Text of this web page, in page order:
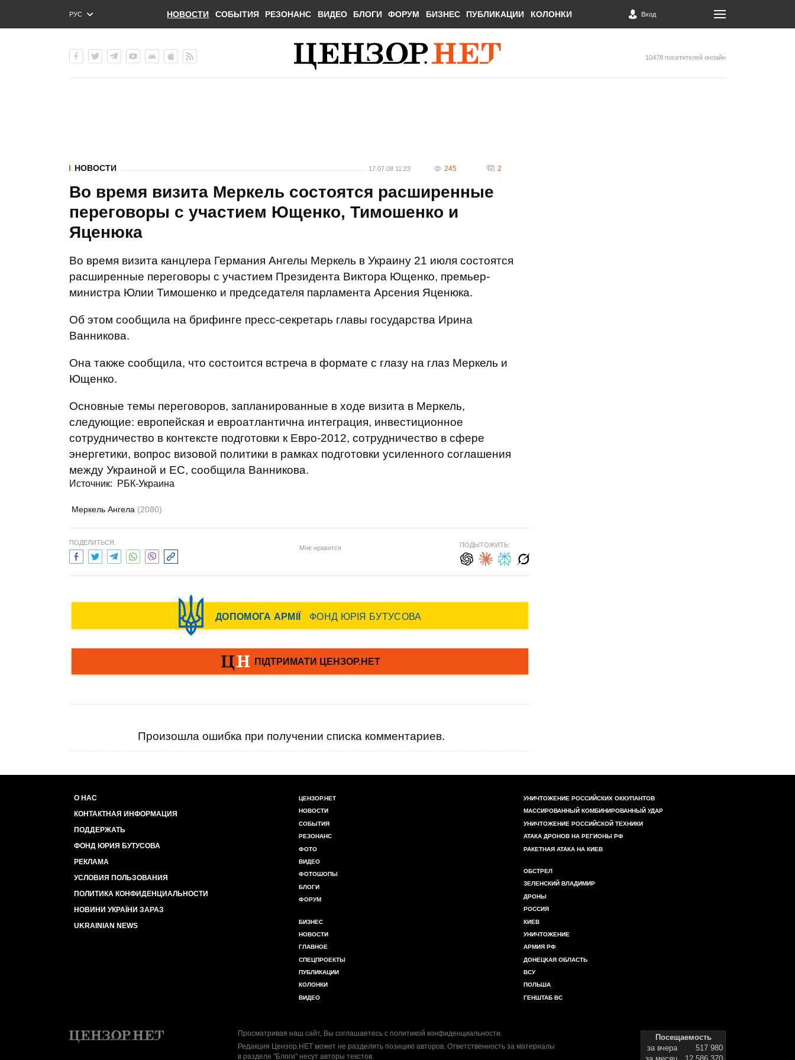
РУС
ENG
НОВОСТИ СОБЫТИЯ РЕЗОНАНС ВИДЕО БЛОГИ ФОРУМ БИЗНЕС ПУБЛИКАЦИИ КОЛОНКИ Вход
10478 посетителей онлайн
НОВОСТИ 17.07.08 11:23 245 2
Во время визита Меркель состоятся расширенные
переговоры с участием Ющенко, Тимошенко и
Яценюка
Во время визита канцлера Германия Ангелы Меркель в Украину 21 июля состоятся
расширенные переговоры с участием Президента Виктора Ющенко, премьер-
министра Юлии Тимошенко и председателя парламента Арсения Яценюка.
Об этом сообщила на брифинге пресс-секретарь главы государства Ирина
Ванникова.
Она также сообщила, что состоится встреча в формате с глазу на глаз Меркель и
Ющенко.
Основные темы переговоров, запланированные в ходе визита в Меркель,
следующие: европейская и евроатлантична интеграция, инвестиционное
сотрудничество в контексте подготовки к Евро-2012, сотрудничество в сфере
энергетики, вопрос визовой политики в рамках подготовки усиленного соглашения
между Украиной и ЕС, сообщила Ванникова.
Источник: РБК-Украина
Меркель Ангела (2080)
ПОДЕЛИТЬСЯ:
Мне нравится ПОДЫТОЖИТЬ:
Произошла ошибка при получении списка комментариев.
О НАС
КОНТАКТНАЯ ИНФОРМАЦИЯ
ПОДДЕРЖАТЬ
ФОНД ЮРИЯ БУТУСОВА
РЕКЛАМА
УСЛОВИЯ ПОЛЬЗОВАНИЯ
ПОЛИТИКА КОНФИДЕНЦИАЛЬНОСТИ
НОВИНИ УКРАЇНИ ЗАРАЗ
UKRAINIAN NEWS
ЦЕНЗОР.НЕТ
НОВОСТИ
СОБЫТИЯ
РЕЗОНАНС
ФОТО
ВИДЕО
ФОТОШОПЫ
БЛОГИ
ФОРУМ
БИЗНЕС
НОВОСТИ
ГЛАВНОЕ
СПЕЦПРОЕКТЫ
ПУБЛИКАЦИИ
КОЛОНКИ
ВИДЕО
УНИЧТОЖЕНИЕ РОССИЙСКИХ ОККУПАНТОВ
МАССИРОВАННЫЙ КОМБИНИРОВАННЫЙ УДАР
УНИЧТОЖЕНИЕ РОССИЙСКОЙ ТЕХНИКИ
АТАКА ДРОНОВ НА РЕГИОНЫ РФ
РАКЕТНАЯ АТАКА НА КИЕВ
ОБСТРЕЛ
ЗЕЛЕНСКИЙ ВЛАДИМИР
ДРОНЫ
РОССИЯ
КИЕВ
УНИЧТОЖЕНИЕ
АРМИЯ РФ
ДОНЕЦКАЯ ОБЛАСТЬ
ВСУ
ПОЛЬША
ГЕНШТАБ ВС
Просматривая наш сайт, Вы соглашаетесь с политикой конфиденциальности.
Редакция Цензор.НЕТ может не разделять позицию авторов. Ответственность за материалы
в разделе "Блоги" несут авторы текстов.
Посещаемость
за вчера
517 980